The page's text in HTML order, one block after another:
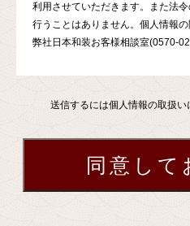
利用させていただきます。また法
行うことはありません。個人情報
弊社日本和装お客様相談室(0570-
送信するには個人情報の取扱